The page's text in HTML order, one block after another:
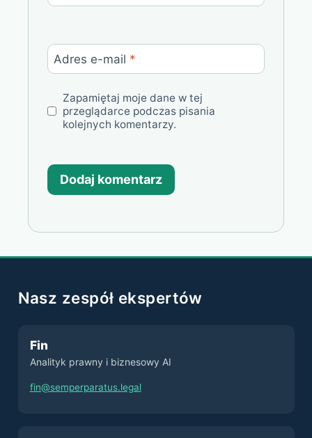
Adres e-mail *
Zapamiętaj moje dane w tej
przeglądarce podczas pisania
kolejnych komentarzy.
Nasz zespół ekspertów
Fin
Analityk prawny i biznesowy AI
fin@semperparatus.legal